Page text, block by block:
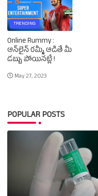
TRENDING
Online Rummy :
ఆన్‌లైన్‌ రమ్మీ ఆడితే మీ
డబ్బు పోయినట్లే !
May 27, 2023
POPULAR POSTS